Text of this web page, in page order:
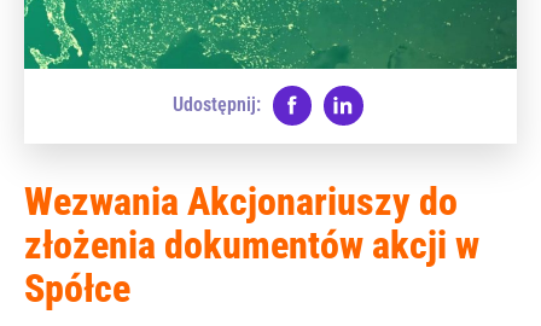
Udostępnij:
Wezwania Akcjonariuszy do
złożenia dokumentów akcji w
Spółce